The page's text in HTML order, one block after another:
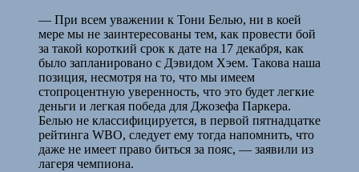
— При всем уважении к Тони Белью, ни в коей
мере мы не заинтересованы тем, как провести бой
за такой короткий срок к дате на 17 декабря, как
было запланировано с Дэвидом Хэем. Такова наша
позиция, несмотря на то, что мы имеем
стопроцентную уверенность, что это будет легкие
деньги и легкая победа для Джозефа Паркера.
Белью не классифицируется, в первой пятнадцатке
рейтинга WBO, следует ему тогда напомнить, что
даже не имеет право биться за пояс, — заявили из
лагеря чемпиона.